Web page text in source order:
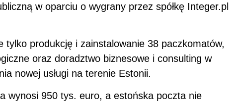
w oparciu o wygrany przez spółkę Integer.pl
tylko produkcję i zainstalowanie 38 paczkomatów,
oraz doradztwo biznesowe i consulting w
nowej usługi na terenie Estonii.
wynosi 950 tys. euro, a estońska poczta nie